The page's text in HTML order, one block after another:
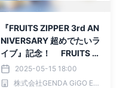
『FRUITS ZIPPER 3rd AN
NIVERSARY 超めでたいラ
イブ』記念！ FRUITS ZI
PPER×GiGOコラボ開催の
お知らせ
2025-05-15 18:00
株式会社GENDA GiGO Entertainment